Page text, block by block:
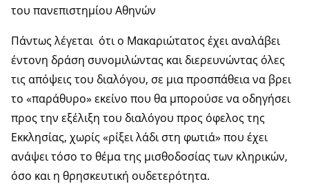
του πανεπιστημίου Αθηνών
Πάντως λέγεται ότι ο Μακαριώτατος έχει αναλάβει
έντονη δράση συνομιλώντας και διερευνώντας όλες
τις απόψεις του διαλόγου, σε μια προσπάθεια να βρει
το «παράθυρο» εκείνο που θα μπορούσε να οδηγήσει
προς την εξέλιξη του διαλόγου προς όφελος της
Εκκλησίας, χωρίς «ρίξει λάδι στη φωτιά» που έχει
ανάψει τόσο το θέμα της μισθοδοσίας των κληρικών,
όσο και η θρησκευτική ουδετερότητα.